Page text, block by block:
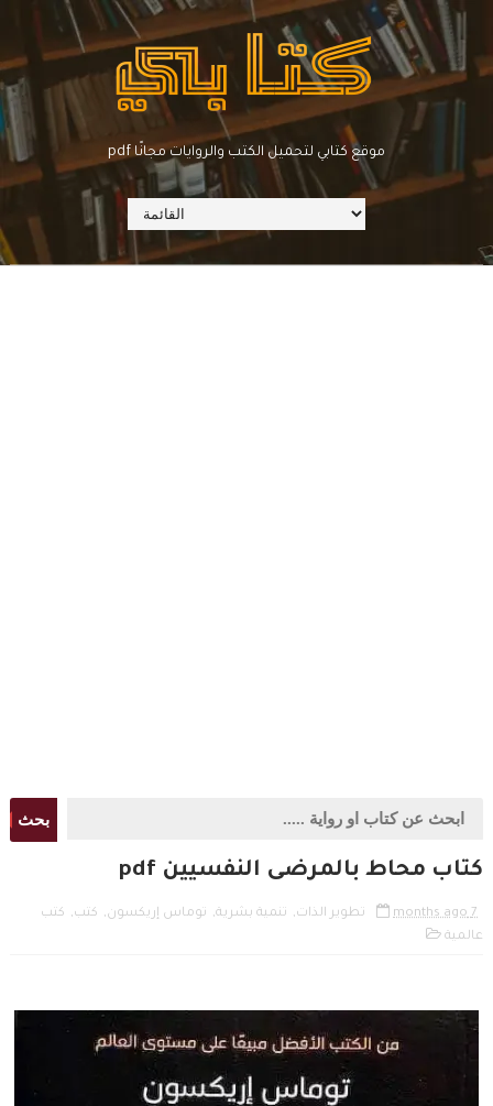
pdf موقع كتابي لتحميل الكتب والروايات مجانًا
بحث
كتاب محاط بالمرضى النفسيين pdf
7 months ago تطوير الذات, تنمية بشرية, توماس إريكسون, كتب, كتب
عالمية